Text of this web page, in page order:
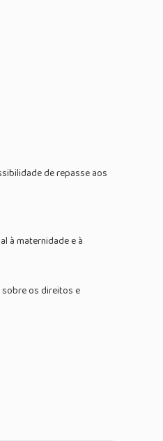
de repasse aos
à maternidade e à
sobre os direitos e